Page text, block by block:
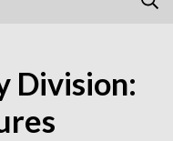
Division: